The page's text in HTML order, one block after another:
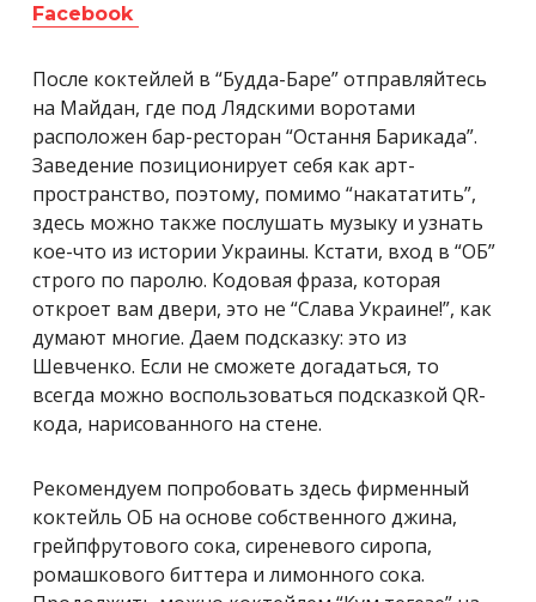
Facebook
После коктейлей в “Будда-Баре” отправляйтесь
на Майдан, где под Лядскими воротами
расположен бар-ресторан “Остання Барикада”.
Заведение позиционирует себя как арт-
пространство, поэтому, помимо “накататить”,
здесь можно также послушать музыку и узнать
кое-что из истории Украины. Кстати, вход в “ОБ”
строго по паролю. Кодовая фраза, которая
откроет вам двери, это не “Слава Украине!”, как
думают многие. Даем подсказку: это из
Шевченко. Если не сможете догадаться, то
всегда можно воспользоваться подсказкой QR-
кода, нарисованного на стене.
Рекомендуем попробовать здесь фирменный
коктейль ОБ на основе собственного джина,
грейпфрутового сока, сиреневого сиропа,
ромашкового биттера и лимонного сока.